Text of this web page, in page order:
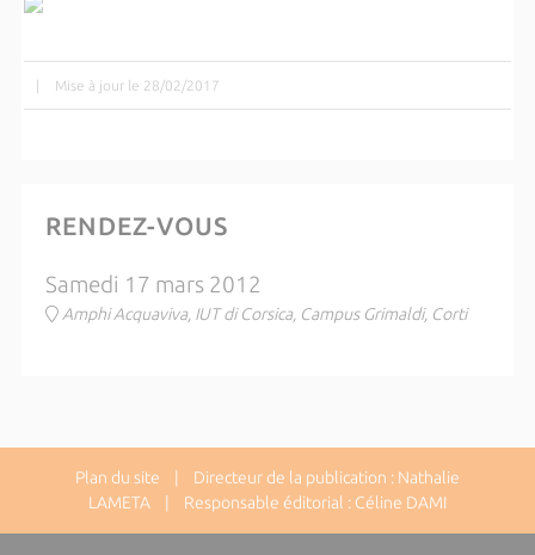
| Mise à jour le 28/02/2017
RENDEZ-VOUS
Samedi 17 mars 2012
Amphi Acquaviva, IUT di Corsica, Campus Grimaldi, Corti
Plan du site | Directeur de la publication : Nathalie
LAMETA | Responsable éditorial : Céline DAMI